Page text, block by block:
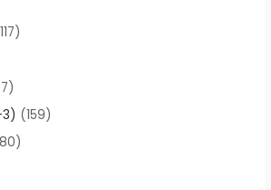
(159)